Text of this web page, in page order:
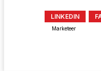
LINKEDIN
Marketeer